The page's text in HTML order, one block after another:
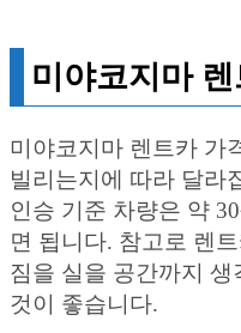
미야코지마
미야코지마 렌트카 가
빌리는지에 따라 달라
인승 기준 차량은 약
면 됩니다. 참고로 렌
짐을 실을 공간까지
것이 좋습니다.